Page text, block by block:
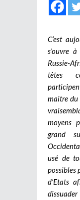
C’est
s’ouvre
Russie-
têtes
maitre du
moyens
grand
usé de
possibles
d’Etats